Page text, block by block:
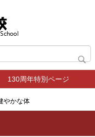
130周年特別ページ
やかな体